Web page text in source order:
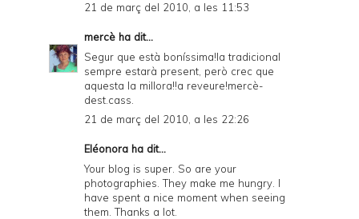
21 de març del 2010, a les 11:53
mercè ha dit...
Segur que està boníssima!la tradicional
sempre estarà present, però crec que
aquesta la millora!!a reveure!mercè-
dest.cass.
21 de març del 2010, a les 22:26
Eléonora ha dit...
Your blog is super. So are your
photographies. They make me hungry. I
have spent a nice moment when seeing
them. Thanks a lot.